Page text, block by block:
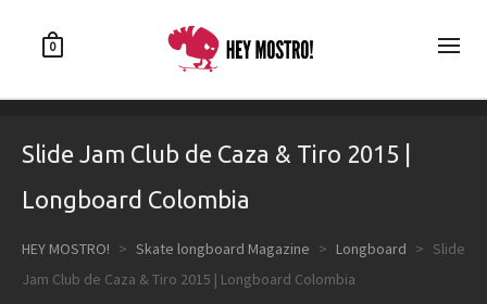
0
Slide Jam Club de Caza & Tiro 2015 |
Longboard Colombia
HEY MOSTRO! > Skate longboard Magazine > Longboard > Slide
Jam Club de Caza & Tiro 2015 | Longboard Colombia